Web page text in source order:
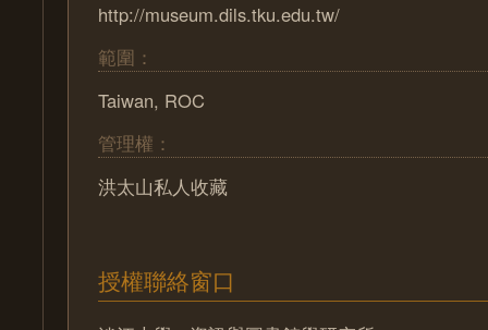
http://museum.dils.tku.edu.tw/
範圍：
Taiwan, ROC
管理權：
洪太山私人收藏
授權聯絡窗口